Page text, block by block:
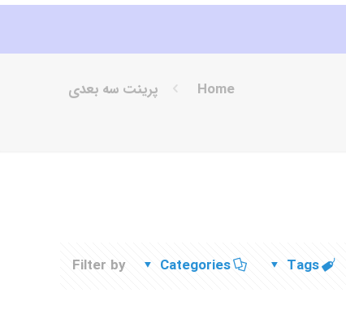
Home پرینت سه بعدی
Filter by Categories Tags